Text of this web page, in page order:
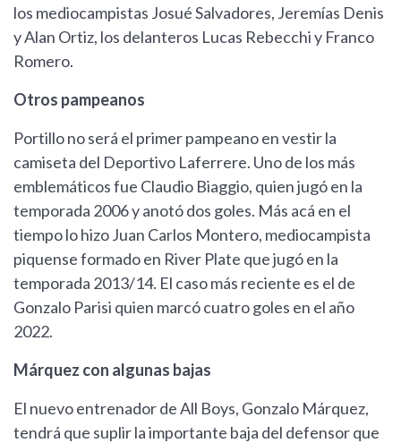
los mediocampistas Josué Salvadores, Jeremías Denis
y Alan Ortiz, los delanteros Lucas Rebecchi y Franco
Romero.
Otros pampeanos
Portillo no será el primer pampeano en vestir la
camiseta del Deportivo Laferrere. Uno de los más
emblemáticos fue Claudio Biaggio, quien jugó en la
temporada 2006 y anotó dos goles. Más acá en el
tiempo lo hizo Juan Carlos Montero, mediocampista
piquense formado en River Plate que jugó en la
temporada 2013/14. El caso más reciente es el de
Gonzalo Parisi quien marcó cuatro goles en el año
2022.
Márquez con algunas bajas
El nuevo entrenador de All Boys, Gonzalo Márquez,
tendrá que suplir la importante baja del defensor que